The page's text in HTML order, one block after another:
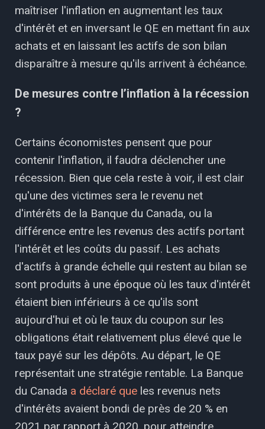
maîtriser l'inflation en augmentant les taux
d'intérêt et en inversant le QE en mettant fin aux
achats et en laissant les actifs de son bilan
disparaître à mesure qu'ils arrivent à échéance.
De mesures contre l’inflation à la récession
?
Certains économistes pensent que pour
contenir l'inflation, il faudra déclencher une
récession. Bien que cela reste à voir, il est clair
qu'une des victimes sera le revenu net
d'intérêts de la Banque du Canada, ou la
différence entre les revenus des actifs portant
l'intérêt et les coûts du passif. Les achats
d'actifs à grande échelle qui restent au bilan se
sont produits à une époque où les taux d'intérêt
étaient bien inférieurs à ce qu'ils sont
aujourd'hui et où le taux du coupon sur les
obligations était relativement plus élevé que le
taux payé sur les dépôts. Au départ, le QE
représentait une stratégie rentable. La Banque
du Canada a déclaré que les revenus nets
d'intérêts avaient bondi de près de 20 % en
2021 par rapport à 2020, pour atteindre